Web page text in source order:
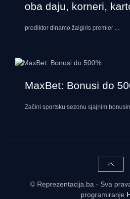
oba daju, korneri,
prediktor dinamo žalgiris premier ...
MaxBet: Bonusi do
Začini sportsku sezonu sjajnim
© Reprezentacija.ba - Sva
programiranje